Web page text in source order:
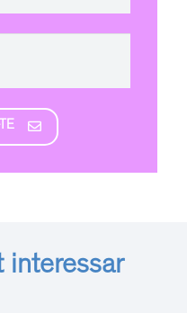
interessar